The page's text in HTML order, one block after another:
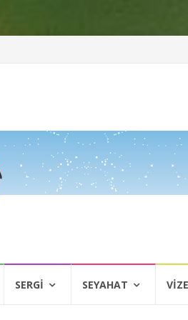
SERGI SEYAHAT VIZE